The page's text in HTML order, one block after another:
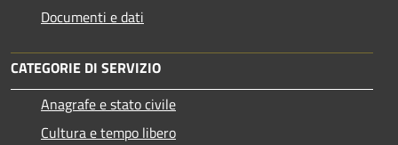
Documenti e dati
CATEGORIE DI SERVIZIO
Anagrafe e stato civile
Cultura e tempo libero